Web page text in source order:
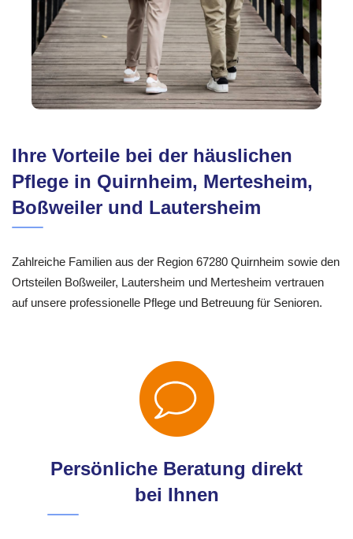
Ihre Vorteile bei der häuslichen
Pflege in Quirnheim, Mertesheim,
Boßweiler und Lautersheim
Zahlreiche Familien aus der Region 67280 Quirnheim sowie den
Ortsteilen Boßweiler, Lautersheim und Mertesheim vertrauen
auf unsere professionelle Pflege und Betreuung für Senioren.
Persönliche Beratung direkt
bei Ihnen